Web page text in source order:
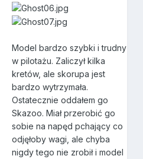
Model bardzo szybki i trudny
w pilotażu. Zaliczył kilka
kretów, ale skorupa jest
bardzo wytrzymała.
Ostatecznie oddałem go
Skazoo. Miał przerobić go
sobie na napęd pchający co
odjęłoby wagi, ale chyba
nigdy tego nie zrobił i model